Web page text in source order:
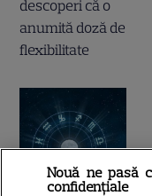
Nouă ne pasă
confidențiale